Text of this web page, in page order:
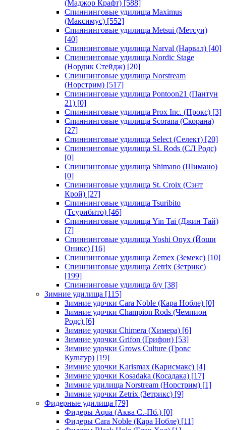
(Маджор Крафт) [588]
Спиннинговые удилища Maximus
(Максимус) [552]
Спиннинговые удилища Metsui (Метсуи)
[40]
Спиннинговые удилища Narval (Нарвал) [40]
Спиннинговые удилища Nordic Stage
(Нордик Стейдж) [20]
Спиннинговые удилища Norstream
(Норстрим) [517]
Спиннинговые удилища Pontoon21 (Пантун
21) [0]
Спиннинговые удилища Prox Inc. (Прокс) [3]
Спиннинговые удилища Scorana (Скорана)
[27]
Спиннинговые удилища Select (Селект) [20]
Спиннинговые удилища SL Rods (СЛ Родс)
[0]
Спиннинговые удилища Shimano (Шимано)
[0]
Спиннинговые удилища St. Croix (Сэнт
Крой) [27]
Спиннинговые удилища Tsuribito
(Тсурибито) [46]
Спиннинговые удилища Yin Tai (Джин Тай)
[7]
Спиннинговые удилища Yoshi Onyx (Йоши
Оникс) [16]
Спиннинговые удилища Zemex (Земекс) [10]
Спиннинговые удилища Zetrix (Зетрикс)
[199]
Спиннинговые удилища б/у [38]
Зимние удилища [115]
Зимние удочки Cara Noble (Кара Нобле) [0]
Зимние удочки Champion Rods (Чемпион
Родс) [6]
Зимние удочки Chimera (Химера) [6]
Зимние удочки Grifon (Грифон) [53]
Зимние удочки Grows Culture (Гровс
Культур) [19]
Зимние удочки Karismax (Карисмакс) [4]
Зимние удочки Kosadaka (Косадака) [17]
Зимние удилища Norstream (Норстрим) [1]
Зимние удочки Zetrix (Зетрикс) [9]
Фидерные удилища [79]
Фидеры Aqua (Аква С.-Пб.) [0]
Фидеры Cara Noble (Кара Нобле) [11]